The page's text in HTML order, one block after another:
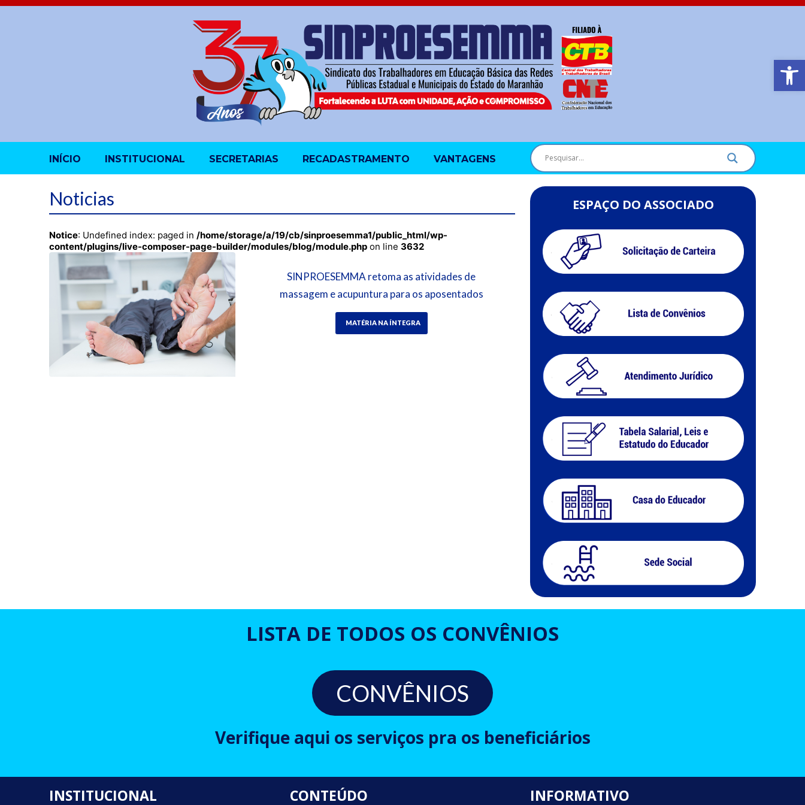
Barra de
INÍCIO INSTITUCIONAL SECRETARIAS RECADASTRAMENTO VANTAGENS
Noticias
Notice: Undefined index: paged in /home/storage/a/19/cb/sinproesemma1/public_html/wp-
content/plugins/live-composer-page-builder/modules/blog/module.php on line 3632
SINPROESEMMA retoma as atividades de
massagem e acupuntura para os aposentados
MATÉRIA NA ÍNTEGRA
ESPAÇO DO ASSOCIADO
LISTA DE TODOS OS CONVÊNIOS
CONVÊNIOS
Verifique aqui os serviços pra os beneficiários
INSTITUCIONAL CONTEÚDO INFORMATIVO